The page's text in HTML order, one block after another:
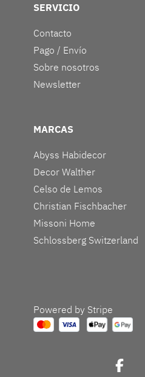
SERVICIO
Contacto
Pago / Envío
Sobre nosotros
Newsletter
MARCAS
Abyss Habidecor
Decor Walther
Celso de Lemos
Christian Fischbacher
Missoni Home
Schlossberg Switzerland
Powered by Stripe